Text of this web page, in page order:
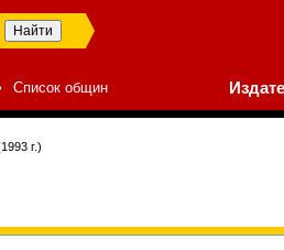
Список общин
г.)